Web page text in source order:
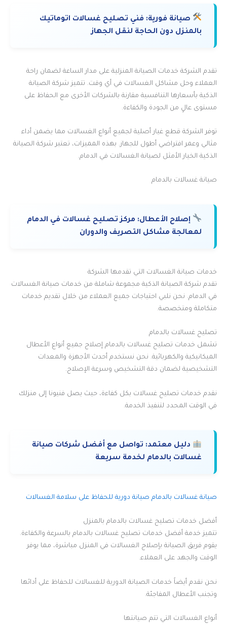
صيانة فورية: فني تصليح غسالات اتوماتيك
بالمنزل دون الحاجة لنقل الجهاز
تقدم الشركة خدمات الصيانة المنزلية على مدار الساعة لضمان راحة
العملاء وحل مشاكل الغسالات في أي وقت. تتميز شركة الصيانة
الذكية بأسعارها التنافسية مقارنة بالشركات الأخرى مع الحفاظ على
مستوى عالٍ من الجودة والكفاءة.
توفر الشركة قطع غيار أصلية لجميع أنواع الغسالات مما يضمن أداء
مثالي وعمر افتراضي أطول للجهاز. بهذه المميزات، تعتبر شركة الصيانة
الذكية الخيار الأمثل لصيانة الغسالات في الدمام.
صيانة غسالات بالدمام
إصلاح الأعطال: مركز تصليح غسالات في الدمام
لمعالجة مشاكل التصريف والدوران
خدمات صيانة الغسالات التي تقدمها الشركة
تقدم شركة الصيانة الذكية مجموعة شاملة من خدمات صيانة الغسالات
في الدمام. نحن نلبي احتياجات جميع العملاء من خلال تقديم خدمات
متكاملة ومتخصصة.
تصليح غسالات بالدمام
تشمل خدمات تصليح غسالات بالدمام إصلاح جميع أنواع الأعطال
الميكانيكية والكهربائية. نحن نستخدم أحدث الأجهزة والمعدات
التشخيصية لضمان دقة التشخيص وسرعة الإصلاح.
نقدم خدمات تصليح غسالات بكل كفاءة، حيث يصل فنيونا إلى منزلك
في الوقت المحدد لتنفيذ الخدمة.
دليل معتمد: تواصل مع أفضل شركات صيانة
غسالات بالدمام لخدمة سريعة
صيانة غسالات بالدمام صيانة دورية للحفاظ على سلامة الغسالات
أفضل خدمات تصليح غسالات بالدمام بالمنزل
تتميز خدمة أفضل خدمات تصليح غسالات بالدمام بالسرعة والكفاءة.
يقوم فريق الصيانة بإصلاح الغسالات في المنزل مباشرة، مما يوفر
الوقت والجهد على العملاء.
نحن نقدم أيضاً خدمات الصيانة الدورية للغسالات للحفاظ على أدائها
وتجنب الأعطال المفاجئة.
أنواع الغسالات التي تتم صيانتها